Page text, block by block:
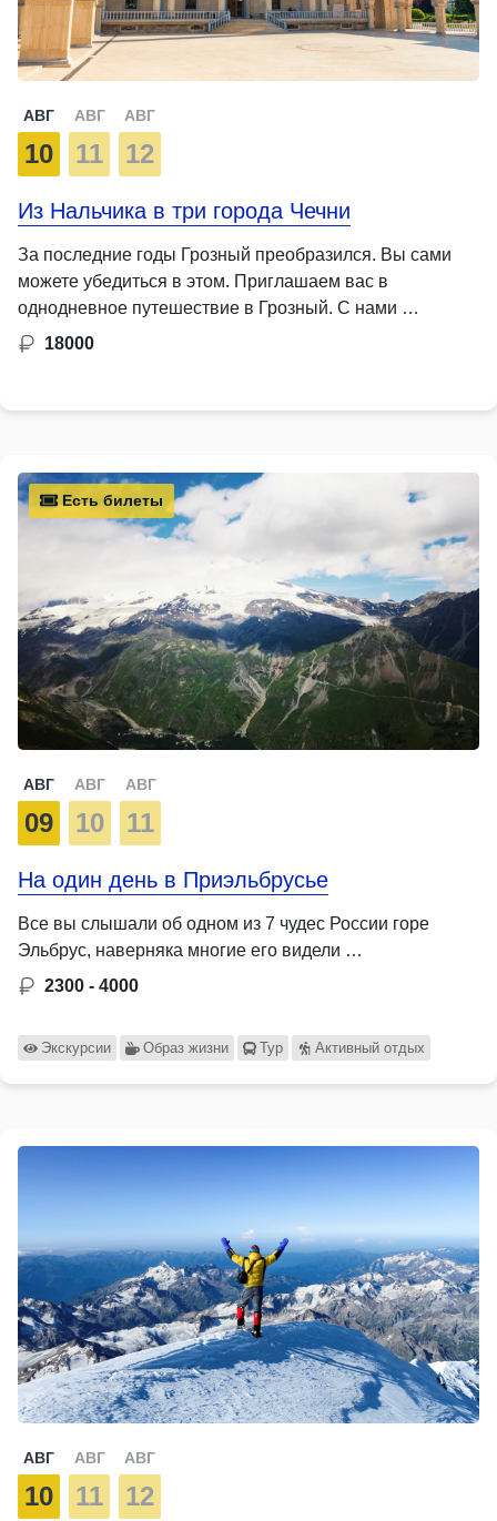
АВГ
10
АВГ
11
АВГ
12
Из Нальчика в три города Чечни
За последние годы Грозный преобразился. Вы сами
можете убедиться в этом. Приглашаем вас в
однодневное путешествие в Грозный. С нами …
18000
Есть билеты
АВГ
09
АВГ
10
АВГ
11
На один день в Приэльбрусье
Все вы слышали об одном из 7 чудес России горе
Эльбрус, наверняка многие его видели …
2300 - 4000
Экскурсии Образ жизни Тур Активный отдых
АВГ
10
АВГ
11
АВГ
12